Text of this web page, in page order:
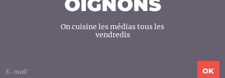
On cuisine les médias tous les
vendredis